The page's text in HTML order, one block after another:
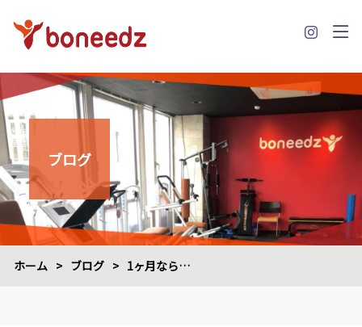
ブログ
ホーム > ブログ > 1ヶ月なら…